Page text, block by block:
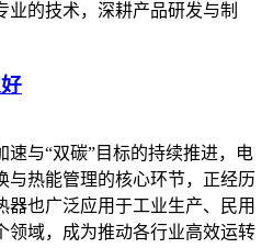
业的技术，深耕产品研发与制
速与“双碳”目标的持续推进，电
与热能管理的核心环节，正经历
器也广泛应用于工业生产、民用
领域，成为推动各行业高效运转